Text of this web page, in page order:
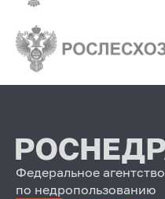
Федеральное агентство
по недропользованию